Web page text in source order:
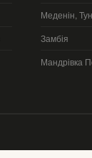
Меденін,
Замбія
Мандрівка